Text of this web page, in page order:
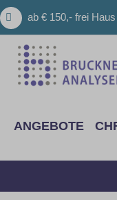
Hauptinhalt
Zur Suche springen
Zurab € 150,- frei
ANGEBOTE